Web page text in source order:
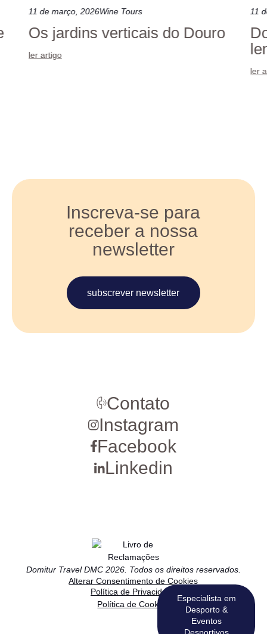
11 de março, 2026Wine Tours
Os jardins verticais do Douro
ler artigo
11
ler
Especialista em
Desporto &
Eventos
Inscreva-se para
receber a nossa
newsletter
subscrever newsletter
Contato
Instagram
Facebook
Linkedin
Domitur Travel DMC 2026. Todos os direitos reservados.
Alterar Consentimento de Cookies
Política de Privacidade
Política de Cookies